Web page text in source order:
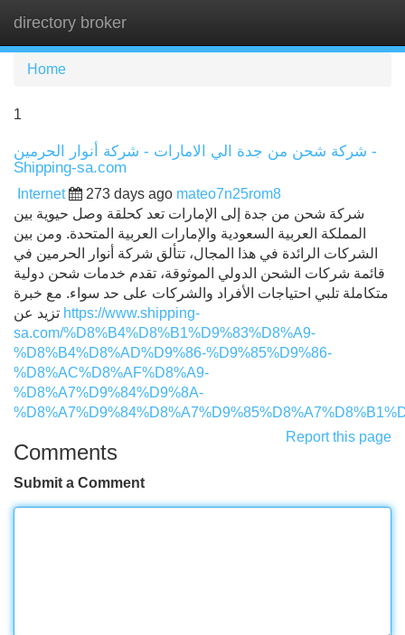
directory broker
Home
1
شركة شحن من جدة الي الامارات - شركة أنوار الحرمين -
Shipping-sa.com
Internet 273 days ago mateo7n25rom8
شركة شحن من جدة إلى الإمارات تعد كحلقة وصل حيوية بين
المملكة العربية السعودية والإمارات العربية المتحدة. ومن بين
الشركات الرائدة في هذا المجال، تتألق شركة أنوار الحرمين في
قائمة شركات الشحن الدولي الموثوقة، تقدم خدمات شحن دولية
متكاملة تلبي احتياجات الأفراد والشركات على حد سواء. مع خبرة
https://www.shipping-
sa.com/%D8%B4%D8%B1%D9%83%D8%A9-
%D8%B4%D8%AD%D9%86-%D9%85%D9%86-
%D8%AC%D8%AF%D8%A9-
%D8%A7%D9%84%D9%8A-
Report this page
Comments
Submit a Comment